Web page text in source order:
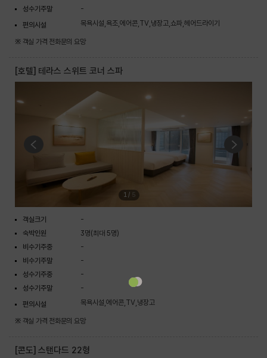
성수기주말
-
편의시설
목욕시설,욕조,에어콘,TV,냉장고,쇼파,헤어드라이기
※ 객실 가격 전화문의 요망
[호텔] 테라스 스위트 코너 스파
1/ 5
객실크기
-
숙박인원
3명(최대 5명)
비수기주중
-
비수기주말
-
성수기주중
-
성수기주말
-
편의시설
목욕시설,에어콘,TV,냉장고
※ 객실 가격 전화문의 요망
[콘도] 스탠다드 22형